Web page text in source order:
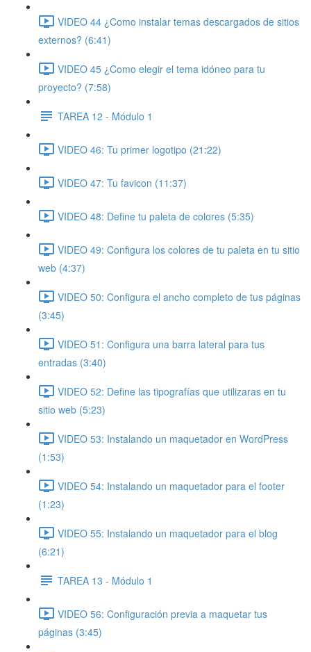
VIDEO 44 ¿Como instalar temas descargados de sitios
externos? (6:41)
VIDEO 45 ¿Como elegir el tema idóneo para tu
proyecto? (7:58)
TAREA 12 - Módulo 1
VIDEO 46: Tu primer logotipo (21:22)
VIDEO 47: Tu favicon (11:37)
VIDEO 48: Define tu paleta de colores (5:35)
VIDEO 49: Configura los colores de tu paleta en tu sitio
web (4:37)
VIDEO 50: Configura el ancho completo de tus páginas
(3:45)
VIDEO 51: Configura una barra lateral para tus
entradas (3:40)
VIDEO 52: Define las tipografías que utilizaras en tu
sitio web (5:23)
VIDEO 53: Instalando un maquetador en WordPress
(1:53)
VIDEO 54: Instalando un maquetador para el footer
(1:23)
VIDEO 55: Instalando un maquetador para el blog
(6:21)
TAREA 13 - Módulo 1
VIDEO 56: Configuración previa a maquetar tus
páginas (3:45)